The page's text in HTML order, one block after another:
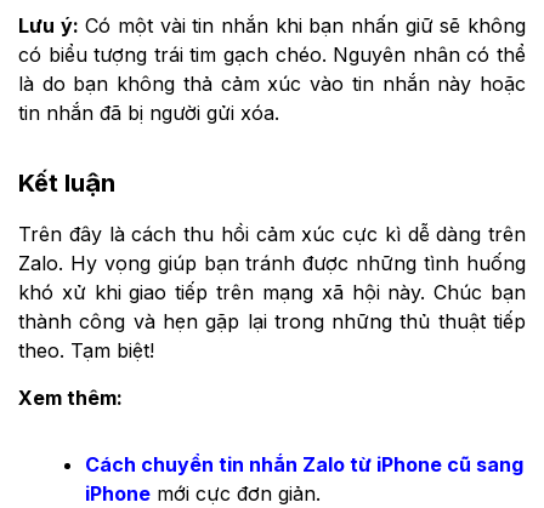
Lưu ý: Có một vài tin nhắn khi bạn nhấn giữ sẽ không
có biểu tượng trái tim gạch chéo. Nguyên nhân có thể
là do bạn không thả cảm xúc vào tin nhắn này hoặc
tin nhắn đã bị người gửi xóa.
Kết luận
Trên đây là cách thu hồi cảm xúc cực kì dễ dàng trên
Zalo. Hy vọng giúp bạn tránh được những tình huống
khó xử khi giao tiếp trên mạng xã hội này. Chúc bạn
thành công và hẹn gặp lại trong những thủ thuật tiếp
theo. Tạm biệt!
Xem thêm:
Cách chuyển tin nhắn Zalo từ iPhone cũ sang
iPhone mới cực đơn giản.